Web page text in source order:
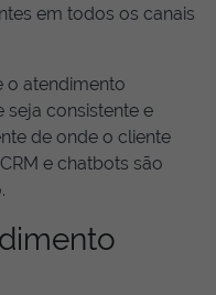
em todos os canais
o atendimento
consistente e
de onde o cliente
e chatbots são